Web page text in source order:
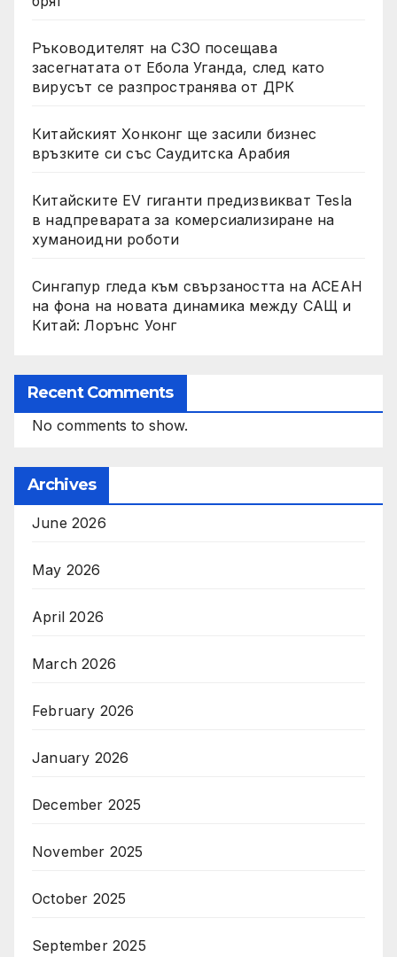
Ръководителят на СЗО посещава
засегнатата от Ебола Уганда, след като
вирусът се разпространява от ДРК
Китайският Хонконг ще засили бизнес
връзките си със Саудитска Арабия
Китайските EV гиганти предизвикват Tesla
в надпреварата за комерсиализиране на
хуманоидни роботи
Сингапур гледа към свързаността на АСЕАН
на фона на новата динамика между САЩ и
Китай: Лорънс Уонг
Recent Comments
No comments to show.
Archives
June 2026
May 2026
April 2026
March 2026
February 2026
January 2026
December 2025
November 2025
October 2025
September 2025